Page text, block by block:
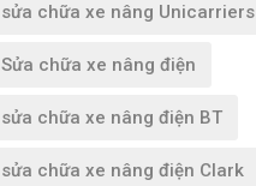
sửa chữa xe nâng Unicarriers
Sửa chữa xe nâng điện
sửa chữa xe nâng điện BT
sửa chữa xe nâng điện Clark